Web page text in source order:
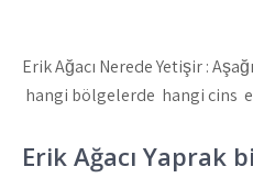
Erik Ağacı Nerede Yetişir :
hangi bölgelerde hangi cins
Erik Ağacı Yaprak